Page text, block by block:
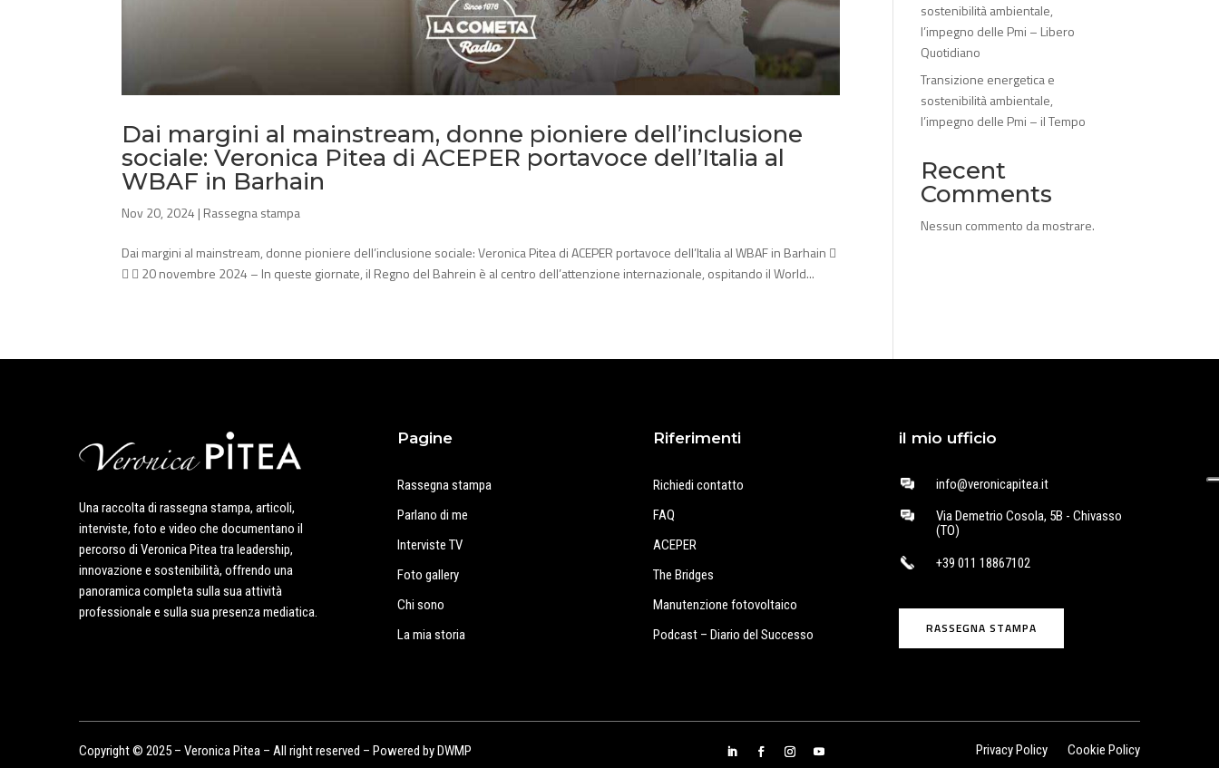
Dai margini al mainstream, donne pioniere dell’inclusione
sociale: Veronica Pitea di ACEPER portavoce dell’Italia al
WBAF in Barhain
Nov 20, 2024 | Rassegna stampa
Dai margini al mainstream, donne pioniere dell’inclusione sociale: Veronica Pitea di ACEPER portavoce dell’Italia al WBAF in Barhain 
  20 novembre 2024 – In queste giornate, il Regno del Bahrein è al centro dell’attenzione internazionale, ospitando il World...
sostenibilità ambientale,
l’impegno delle Pmi – Libero
Quotidiano
Transizione energetica e
sostenibilità ambientale,
l’impegno delle Pmi – il Tempo
Recent
Comments
Nessun commento da mostrare.
Una raccolta di rassegna stampa, articoli,
interviste, foto e video che documentano il
percorso di Veronica Pitea tra leadership,
innovazione e sostenibilità, offrendo una
panoramica completa sulla sua attività
professionale e sulla sua presenza mediatica.
Pagine
Rassegna stampa
Parlano di me
Interviste TV
Foto gallery
Chi sono
La mia storia
Riferimenti
Richiedi contatto
FAQ
ACEPER
The Bridges
Manutenzione fotovoltaico
Podcast – Diario del Successo
il mio ufficio
info@veronicapitea.it
Via Demetrio Cosola, 5B - Chivasso
(TO)
+39 011 18867102
RASSEGNA STAMPA
Copyright © 2025 – Veronica Pitea – All right reserved – Powered byDWMP Privacy Policy Cookie Policy